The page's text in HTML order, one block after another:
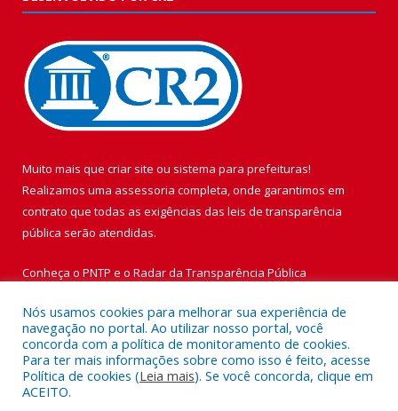
Muito mais que criar site ou sistema para prefeituras!
Realizamos uma assessoria completa, onde garantimos em
contrato que todas as exigências das leis de transparência
pública serão atendidas.
Conheça o PNTP e o Radar da Transparência Pública
Todos os direitos reservados a Prefeitura Municipal de Vigia de
Nazaré.
Nós usamos cookies para melhorar sua experiência de
navegação no portal. Ao utilizar nosso portal, você
concorda com a política de monitoramento de cookies.
Para ter mais informações sobre como isso é feito, acesse
Política de cookies (Leia mais). Se você concorda, clique em
ACEITO.